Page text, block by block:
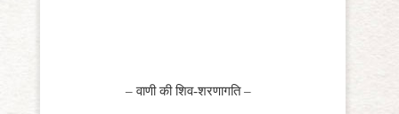
– वाणी की शिव-शरणागति –